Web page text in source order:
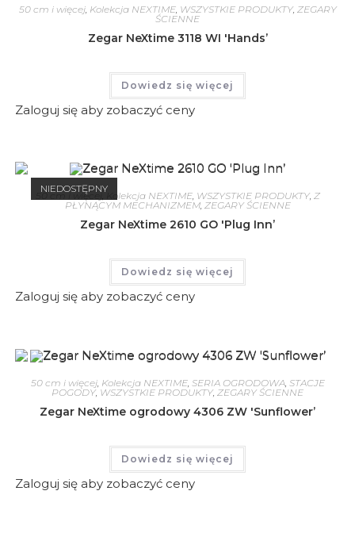
50 cm i więcej, Kolekcja NEXTIME, WSZYSTKIE PRODUKTY, ZEGARY
ŚCIENNE
Zegar NeXtime 3118 WI 'Hands’
Dowiedz się więcej
Zaloguj się aby zobaczyć ceny
NIEDOSTĘPNY
50 cm i więcej, Kolekcja NEXTIME, WSZYSTKIE PRODUKTY, Z
PŁYNĄCYM MECHANIZMEM, ZEGARY ŚCIENNE
Zegar NeXtime 2610 GO 'Plug Inn’
Dowiedz się więcej
Zaloguj się aby zobaczyć ceny
50 cm i więcej, Kolekcja NEXTIME, SERIA OGRODOWA, STACJE
POGODY WSZYSTKIE PRODUKTY ZEGARY ŚCIENNE
Zegar NeXtime ogrodowy 4306 ZW 'Sunflower’
Dowiedz się więcej
Zaloguj się aby zobaczyć ceny